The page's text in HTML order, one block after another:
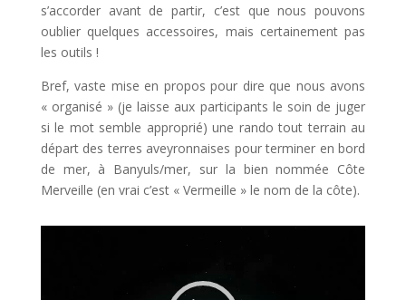
s’accorder avant de partir, c’est que nous pouvons
oublier quelques accessoires, mais certainement pas
les outils !
Bref, vaste mise en propos pour dire que nous avons
« organisé » (je laisse aux participants le soin de juger
si le mot semble approprié) une rando tout terrain au
départ des terres aveyronnaises pour terminer en bord
de mer, à Banyuls/mer, sur la bien nommée Côte
Merveille (en vrai c’est « Vermeille » le nom de la côte).